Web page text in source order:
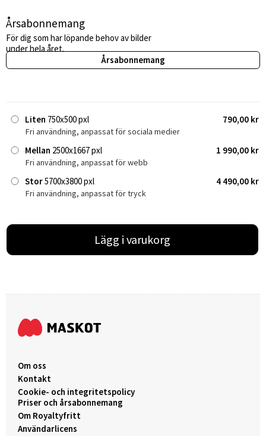
Årsabonnemang
För dig som har löpande behov av bilder
under hela året.
Årsabonnemang
Liten 750x500 pxl 790,00 kr
Fri användning, anpassat för sociala medier
Mellan 2500x1667 pxl 1 990,00 kr
Fri användning, anpassat för webb
Stor5700x3800 pxl 4 490,00 kr
Fri användning, anpassat för tryck
Lägg i varukorg
Om oss
Kontakt
Cookie- och integritetspolicy
Priser och årsabonnemang
Om Royaltyfritt
Användarlicens